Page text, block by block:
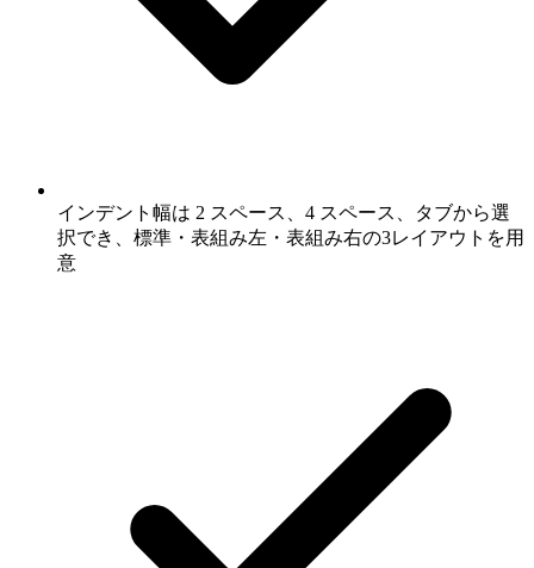
インデント幅は 2 スペース、4 スペース、タブから選
択でき、標準・表組み左・表組み右の3レイアウトを用
意